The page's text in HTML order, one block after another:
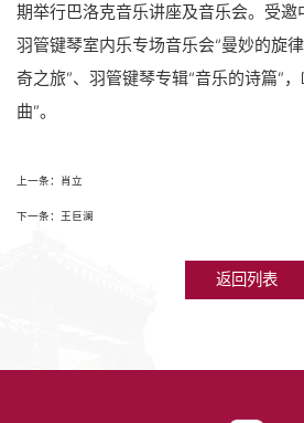
期举行巴洛克音乐讲座及音乐会。受邀
羽管键琴室内乐专场音乐会“曼妙的旋
奇之旅”、羽管键琴专辑“音乐的诗篇”
曲”。
上一条：肖立
下一条：王巨澜
返回列表